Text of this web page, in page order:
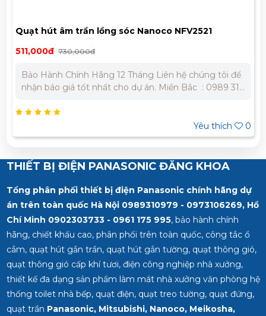
Quạt hút âm trần lồng sóc Nanoco NFV2521
511,000đ 730,000đ
Bảo Hành Chính Hãng 12 Tháng Liên hệ chúng tôi để
nhận báo giá tốt nhất cho dự án. Miền Bắc : 0989 310
332 980
Yêu thích
0
THIẾT BỊ ĐIỆN PANASONIC ĐĂNG KHOA
Tổng phân phối thiết bị điện Panasonic chính hãng dự
án trên toàn quốc Hà Nội 0989310979 - 0973106269, Hồ
Chí Minh 0902303733 - 0961 175 995, bảo hành chính
hãng, chiết khấu cao, phân phối trên toàn quốc, công tắc ổ
cắm, quạt hút gắn trần, quạt hút gắn tường, quạt thông gió,
quạt thông gió cấp khí tươi, điện công nghiệp nhà xưởng,
thiết kế đa dạng sản phẩm làm mát nhà xưởng văn phòng hệ
thống toilet nhà bếp, quạt điện, quạt treo tường, quạt đứng,
quạt trần Panasonic, Mitsubishi, Nanoco, Meikosha,